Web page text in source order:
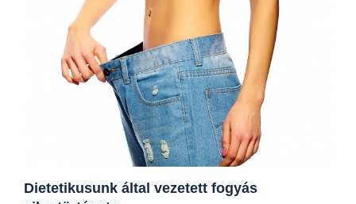
Dietetikusunk által vezetett fogyás